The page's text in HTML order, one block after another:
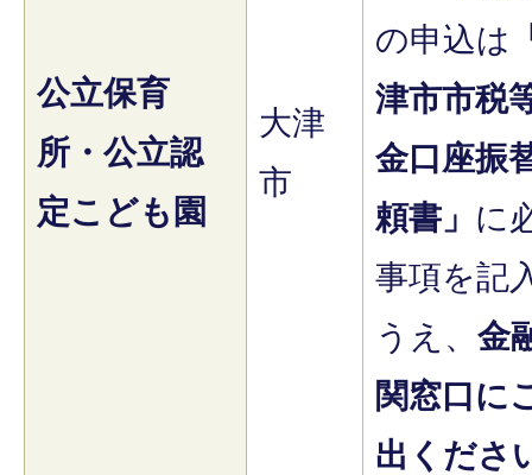
公立保育
所・公立認
定こども園
大津
市
の申込は
津市市税
金口座振
頼書」 に
事項を記
うえ、 金
関窓口に
出くださ